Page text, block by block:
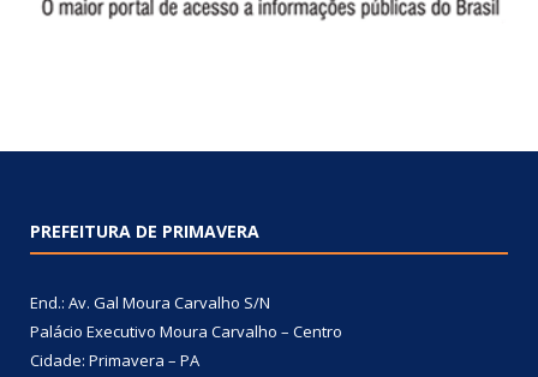
PREFEITURA DE PRIMAVERA
End.: Av. Gal Moura Carvalho S/N
Palácio Executivo Moura Carvalho – Centro
Cidade: Primavera – PA